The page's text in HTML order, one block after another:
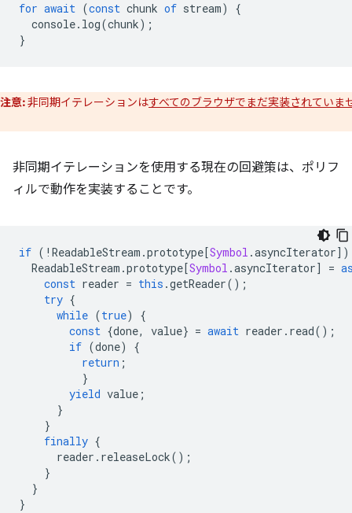
for await (const chunk of stream)
{
console. log(chunk);
}
注意:非同期イテレーションはすべてのブラウザでまだ実装されていま
非同期イテレーションを使用する現在の回避策は、ポリフ
ィルで動作を実装することです。
if ( ! ReadableStream .prototype [Symbol .asyncIterator])
ReadableStream .prototype [Symbol .asyncIterator] =
const reader = this .getReader();
try {
while (true)
{
const {done, value} = await reader . read();
if (done)
{
return ;
}
yield value ;
}
}
finally {
reader . releaseLock();
}
}
}